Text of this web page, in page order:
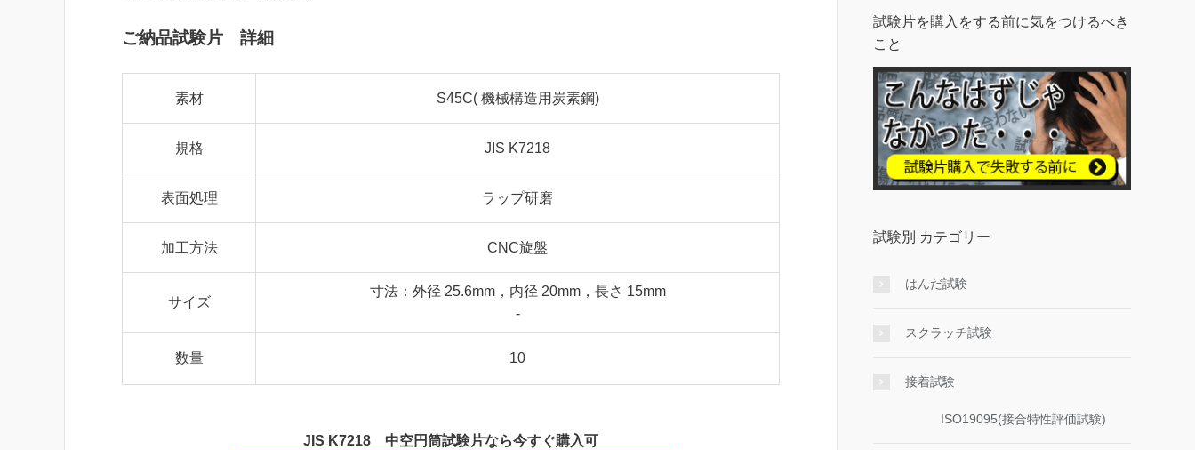
ご納品試験片 詳細
素材 S45C( 機械構造用炭素鋼)
規格 JIS K7218
表面処理 ラップ研磨
加工方法 CNC旋盤
サイズ
寸法：外径 25.6mm，内径 20mm，長さ 15mm
-
数量 10
JIS K7218 中空円筒試験片なら今すぐ購入可
試験片を購入をする前に気をつけるべき
こと
試験別 カテゴリー
はんだ試験
スクラッチ試験
接着試験
ISO19095(接合特性評価試験)